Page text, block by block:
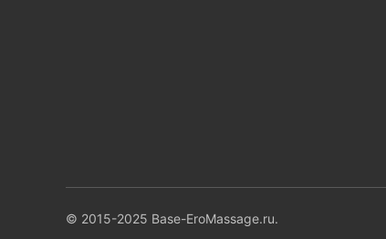
© 2015-2025 Base-EroMassage.ru.